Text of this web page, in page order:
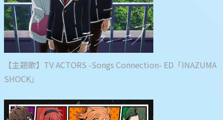
【主題歌】TV ACTORS -Songs Connection- ED「INAZUMA
SHOCK」